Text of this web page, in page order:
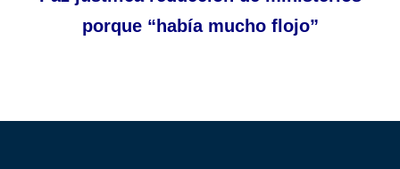
porque “había mucho flojo”